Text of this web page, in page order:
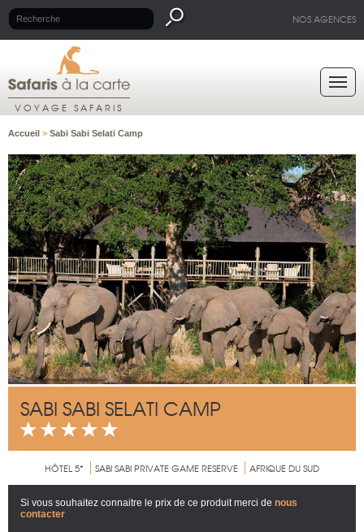
NOS AGENCES
VOYAGE SAFARIS
Accueil > Sabi Sabi Selati Camp
SABI SABI SELATI CAMP
HÔTEL 5* SABI SABI PRIVATE GAME RESERVE AFRIQUE DU SUD
Si vous souhaitez connaitre le prix de ce produit merci de nous
contacter